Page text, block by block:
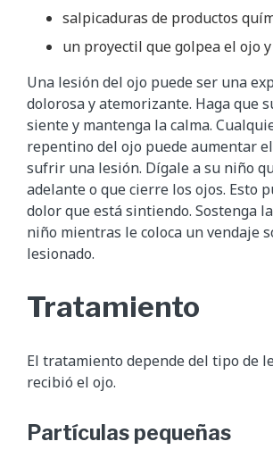
salpicaduras de productos
un proyectil que golpea el ojo
Una lesión del ojo puede ser una
dolorosa y atemorizante. Haga que
siente y mantenga la calma.
repentino del ojo puede aumentar
sufrir una lesión. Dígale a su niño
adelante o que cierre los ojos. Esto
dolor que está sintiendo. Sostenga
niño mientras le coloca un vendaje
lesionado.
Tratamiento
El tratamiento depende del tipo de
recibió el ojo.
Partículas pequeñas